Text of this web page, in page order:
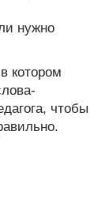
нужно
котором
чтобы